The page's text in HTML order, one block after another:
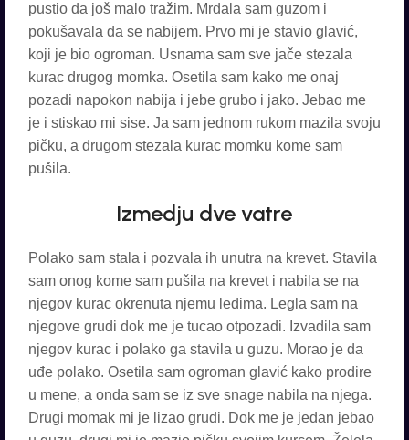
pustio da još malo tražim. Mrdala sam guzom i
pokušavala da se nabijem. Prvo mi je stavio glavić,
koji je bio ogroman. Usnama sam sve jače stezala
kurac drugog momka. Osetila sam kako me onaj
pozadi napokon nabija i jebe grubo i jako. Jebao me
je i stiskao mi sise. Ja sam jednom rukom mazila svoju
pičku, a drugom stezala kurac momku kome sam
pušila.
Izmedju dve vatre
Polako sam stala i pozvala ih unutra na krevet. Stavila
sam onog kome sam pušila na krevet i nabila se na
njegov kurac okrenuta njemu leđima. Legla sam na
njegove grudi dok me je tucao otpozadi. Izvadila sam
njegov kurac i polako ga stavila u guzu. Morao je da
uđe polako. Osetila sam ogroman glavić kako prodire
u mene, a onda sam se iz sve snage nabila na njega.
Drugi momak mi je lizao grudi. Dok me je jedan jebao